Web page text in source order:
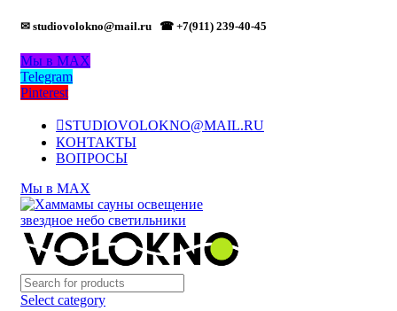
✉ studiovolokno@mail.ru ☎ +7(911) 239-40-45
Мы в MAX
Telegram
Pinterest
STUDIOVOLOKNO@MAIL.RU
КОНТАКТЫ
ВОПРОСЫ
Мы в MAX
Select category